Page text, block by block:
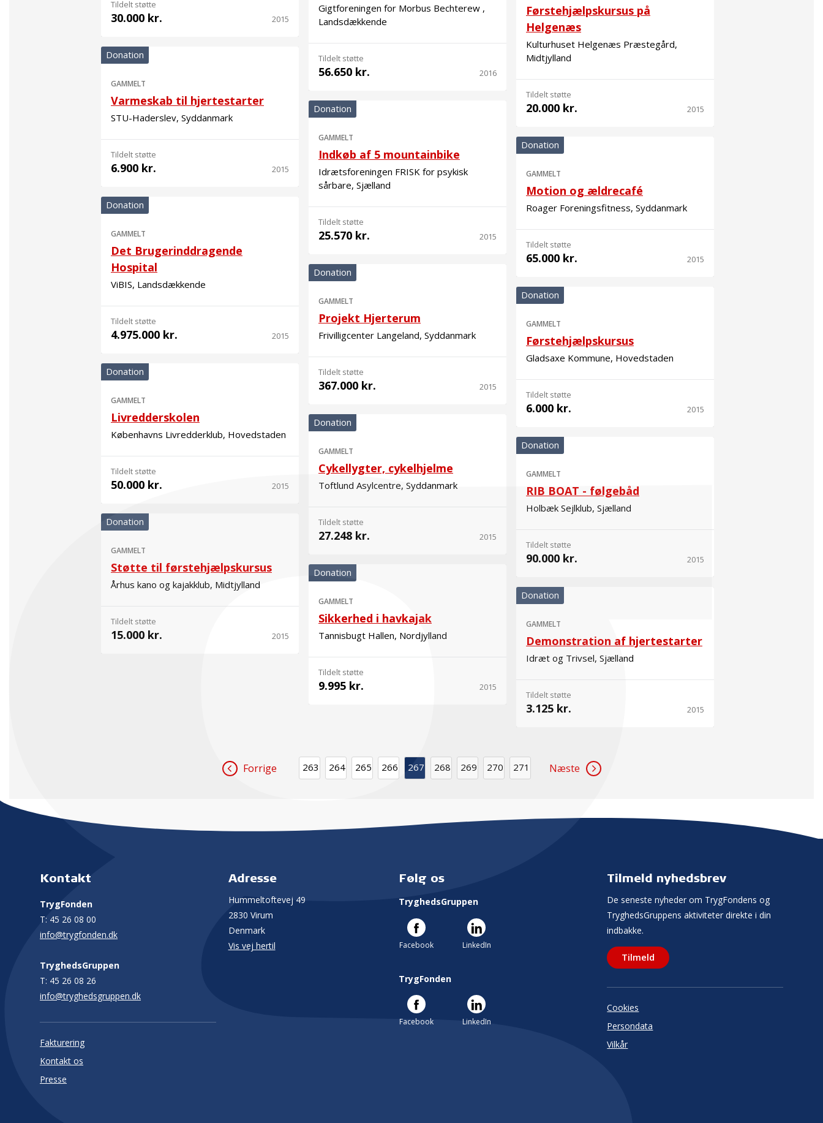
Tildelt støtte
30.000 kr. 2015
Gigtforeningen for Morbus Bechterew ,
Landsdækkende
Tildelt støtte
56.650 kr. 2016
Førstehjælpskursus på
Helgenæs
Kulturhuset Helgenæs Præstegård,
Midtjylland
Tildelt støtte
20.000 kr. 2015
Donation
GAMMELT
Varmeskab til hjertestarter
STU-Haderslev, Syddanmark
Tildelt støtte
6.900 kr. 2015
Donation
GAMMELT
Indkøb af 5 mountainbike
Idrætsforeningen FRISK for psykisk
sårbare, Sjælland
Tildelt støtte
25.570 kr. 2015
Donation
GAMMELT
Motion og ældrecafé
Roager Foreningsfitness, Syddanmark
Tildelt støtte
65.000 kr. 2015
Donation
GAMMELT
Det Brugerinddragende
Hospital
ViBIS, Landsdækkende
Tildelt støtte
4.975.000 kr. 2015
Donation
GAMMELT
Projekt Hjerterum
Frivilligcenter Langeland, Syddanmark
Tildelt støtte
367.000 kr. 2015
Donation
GAMMELT
Førstehjælpskursus
Gladsaxe Kommune, Hovedstaden
Tildelt støtte
6.000 kr. 2015
Donation
GAMMELT
Livredderskolen
Københavns Livredderklub, Hovedstaden
Tildelt støtte
50.000 kr. 2015
Donation
GAMMELT
Cykellygter, cykelhjelme
Toftlund Asylcentre, Syddanmark
Tildelt støtte
27.248 kr. 2015
Donation
GAMMELT
RIB BOAT - følgebåd
Holbæk Sejlklub, Sjælland
Tildelt støtte
90.000 kr. 2015
Donation
GAMMELT
Støtte til førstehjælpskursus
Århus kano og kajakklub, Midtjylland
Tildelt støtte
15.000 kr. 2015
Donation
GAMMELT
Sikkerhed i havkajak
Tannisbugt Hallen, Nordjylland
Tildelt støtte
9.995 kr. 2015
Donation
GAMMELT
Demonstration af hjertestarter
Idræt og Trivsel, Sjælland
Tildelt støtte
3.125 kr. 2015
Forrige 263 264 265 266 267 268 269 270 271 Næste
Tilmeld nyhedsbrev
De seneste nyheder om TrygFondens og
TryghedsGruppens aktiviteter direkte i din
indbakke.
Tilmeld
Kontakt
TrygFonden
T: 45 26 08 00
info@trygfonden.dk
TryghedsGruppen
T: 45 26 08 26
info@tryghedsgruppen.dk
Adresse
Hummeltoftevej 49
2830 Virum
Denmark
Vis vej hertil
Fakturering
Kontakt os
Presse
Cookies
Persondata
Vilkår
Følg os
TryghedsGruppen
Facebook LinkedIn
TrygFonden
Facebook LinkedIn